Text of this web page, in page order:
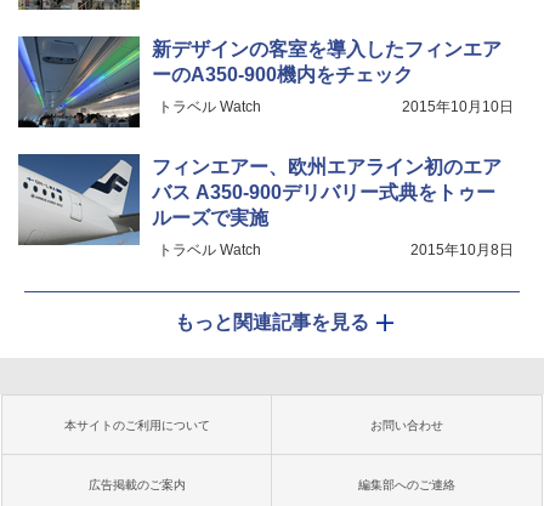
新デザインの客室を導入したフィンエア
ーのA350-900機内をチェック
トラベル Watch 2015年10月10日
フィンエアー、欧州エアライン初のエア
バス A350-900デリバリー式典をトゥー
ルーズで実施
トラベル Watch 2015年10月8日
もっと関連記事を見る
本サイトのご利用について お問い合わせ
広告掲載のご案内 編集部へのご連絡